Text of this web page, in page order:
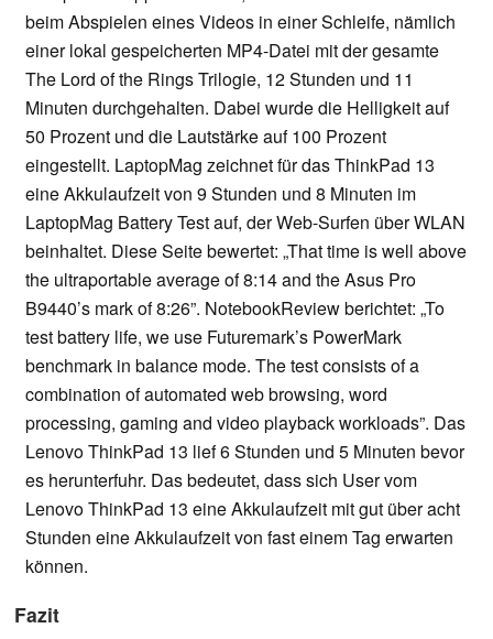
beim Abspielen eines Videos in einer Schleife, nämlich
einer lokal gespeicherten MP4-Datei mit der gesamte
The Lord of the Rings Trilogie, 12 Stunden und 11
Minuten durchgehalten. Dabei wurde die Helligkeit auf
50 Prozent und die Lautstärke auf 100 Prozent
eingestellt. LaptopMag zeichnet für das ThinkPad 13
eine Akkulaufzeit von 9 Stunden und 8 Minuten im
LaptopMag Battery Test auf, der Web-Surfen über WLAN
beinhaltet. Diese Seite bewertet: „That time is well above
the ultraportable average of 8:14 and the Asus Pro
B9440’s mark of 8:26”. NotebookReview berichtet: „To
test battery life, we use Futuremark’s PowerMark
benchmark in balance mode. The test consists of a
combination of automated web browsing, word
processing, gaming and video playback workloads”. Das
Lenovo ThinkPad 13 lief 6 Stunden und 5 Minuten bevor
es herunterfuhr. Das bedeutet, dass sich User vom
Lenovo ThinkPad 13 eine Akkulaufzeit mit gut über acht
Stunden eine Akkulaufzeit von fast einem Tag erwarten
können.
Fazit